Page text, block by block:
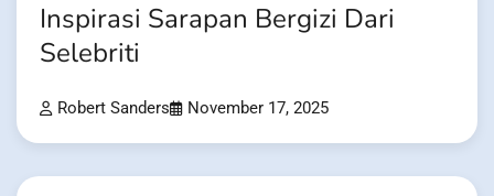
Inspirasi Sarapan Bergizi Dari
Selebriti
Robert Sanders November 17, 2025